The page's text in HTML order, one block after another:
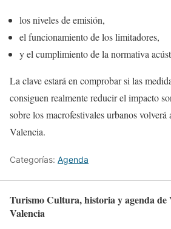
los niveles de emisión,
el funcionamiento de los limitadores,
y el cumplimiento de la normativa
La clave estará en comprobar si las
consiguen realmente reducir el impacto
sobre los macrofestivales urbanos volverá
Valencia.
Categorías: Agenda
Turismo Cultura, historia y agenda de
Valencia